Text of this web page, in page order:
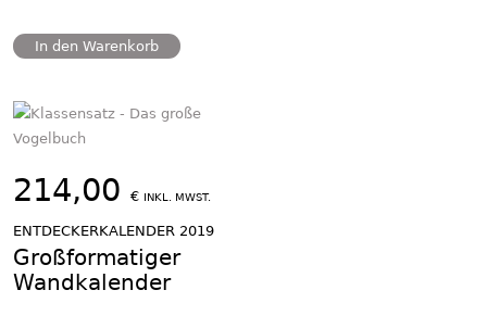
In den Warenkorb
214,00 € INKL. MWST.
ENTDECKERKALENDER 2019
Großformatiger
Wandkalender